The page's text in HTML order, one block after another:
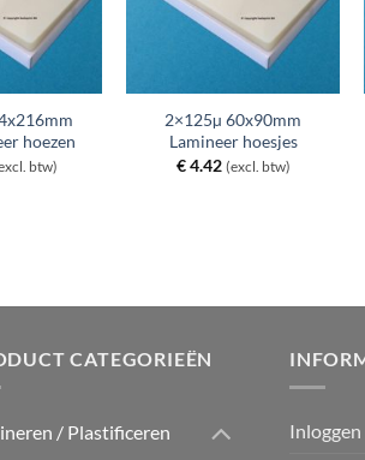
hoezen
btw)
2×125µ 60x90mm
Lamineer hoesjes
€4.42 (excl. btw)
CATEGORIEËN
/ Plastificeren
Inloggen